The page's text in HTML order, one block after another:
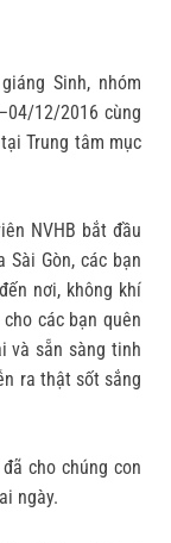
Sinh, nhóm
12/2016 cùng
Trung tâm mục
NVHB bắt đầu
Sài Gòn, các bạn
nơi, không khí
các bạn quên
và sẵn sàng tinh
ra thật sốt sắng
cho chúng con
ngày.